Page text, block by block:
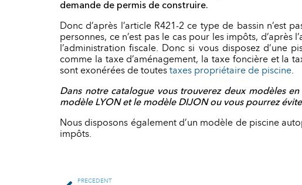
demande de permis de construire.
Donc d’après l’article R421-2 ce type de bassin n’est
personnes, ce n’est pas le cas pour les impôts,
l’administration fiscale. Donc si vous disposez
comme la taxe d’aménagement, la taxe foncière et la
sont exonérées de toutes taxes propriétaire de piscine.
Dans notre catalogue vous trouverez deux modèles
modèle LYON et le modèle DIJON ou vous pourrez
Nous disposons également d’un modèle de piscine
impôts.
PRÉCÉDENT